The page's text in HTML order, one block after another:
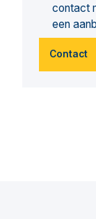
contact
een
Contact